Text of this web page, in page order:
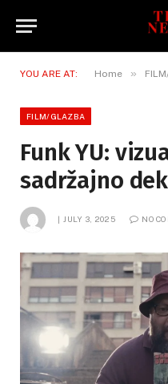
YOU ARE AT: Home »
FILM/GLAZBA
Funk YU:
sadržajno
JULY 3, 2025 NO